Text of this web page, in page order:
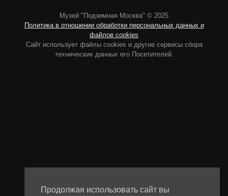
Музей "Подземная Москва" © 2025
Политика в отношении обработки персональных данных и
файлов cookies
Сайт использует файлы cookies и другие сервисы сбора
технических данных его Посетителей.
Продолжая использовать сайт вы